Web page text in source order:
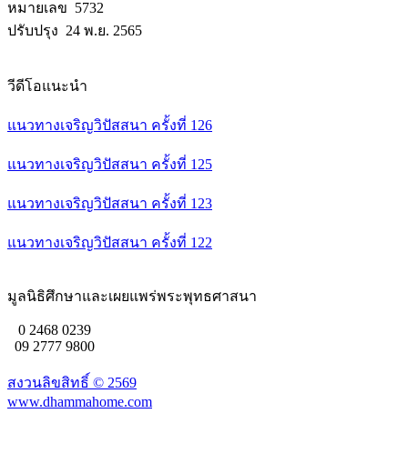
หมายเลข 5732
ปรับปรุง 24 พ.ย. 2565
วีดีโอแนะนำ
แนวทางเจริญวิปัสสนา ครั้งที่ 126
แนวทางเจริญวิปัสสนา ครั้งที่ 125
แนวทางเจริญวิปัสสนา ครั้งที่ 123
แนวทางเจริญวิปัสสนา ครั้งที่ 122
มูลนิธิศึกษาและเผยแพร่พระพุทธศาสนา
0 2468 0239
09 2777 9800
สงวนลิขสิทธิ์ © 2569
www.dhammahome.com